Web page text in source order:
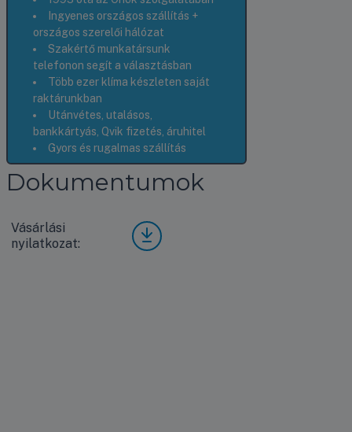
Ingyenes országos szállítás +
országos szerelői hálózat
Szakértő munkatársunk
telefonon segít a választásban
Több ezer klíma készleten saját
raktárunkban
Utánvétes, utalásos,
bankkártyás, Qvik fizetés, áruhitel
Gyors és rugalmas szállítás
Dokumentumok
Vásárlási
nyilatkozat:
Vásá
rlási